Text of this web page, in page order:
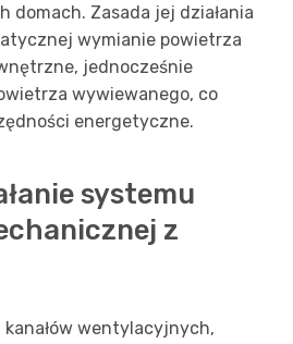
domach. Zasada jej działania
wymianie powietrza
jednocześnie
wywiewanego, co
energetyczne.
systemu
z
kanałów wentylacyjnych,